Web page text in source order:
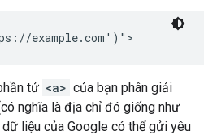
example.com')">
tử <a> của bạn phân giải
nghĩa là địa chỉ đó giống như
liệu của Google có thể gửi yêu